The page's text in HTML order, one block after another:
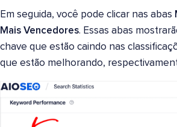
Em seguida, você pode clicar nas abas
Mais Vencedores. Essas abas
chave que estão caindo nas
que estão melhorando,